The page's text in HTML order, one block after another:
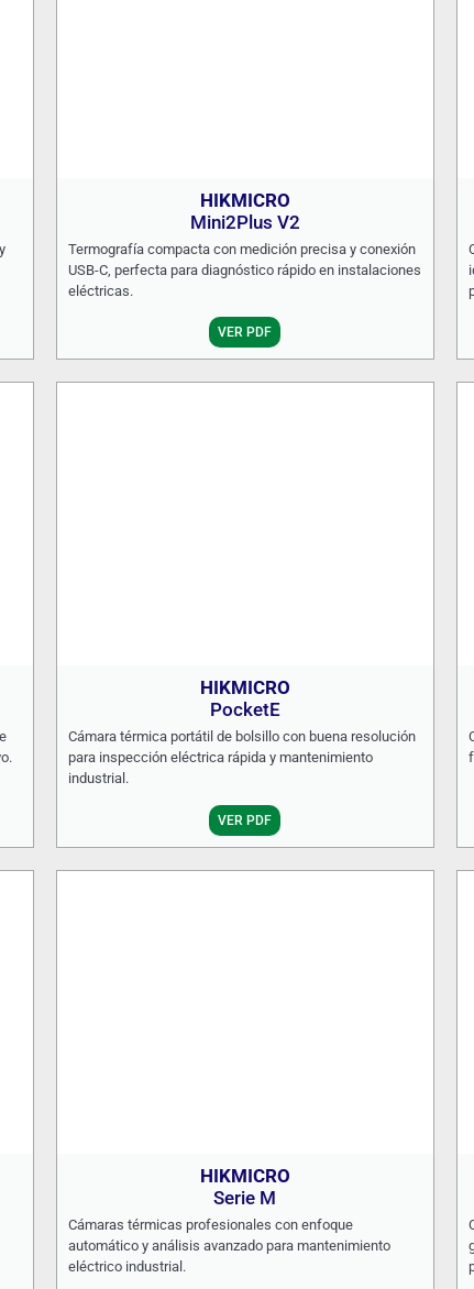
HIKMICRO
Mini2Plus V2
Termografía compacta con medición precisa y conexión
USB-C, perfecta para diagnóstico rápido en instalaciones
eléctricas.
VER PDF
HIKMICRO
PocketE
Cámara térmica portátil de bolsillo con buena resolución
para inspección eléctrica rápida y mantenimiento
industrial.
VER PDF
HIKMICRO
Serie M
Cámaras térmicas profesionales con enfoque
automático y análisis avanzado para mantenimiento
eléctrico industrial.